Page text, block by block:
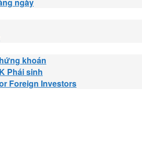
khoán
Phái sinh
Foreign Investors